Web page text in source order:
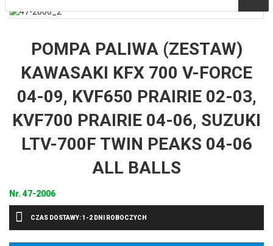
POMPA PALIWA (ZESTAW)
KAWASAKI KFX 700 V-FORCE
04-09, KVF650 PRAIRIE 02-03,
KVF700 PRAIRIE 04-06, SUZUKI
LTV-700F TWIN PEAKS 04-06
ALL BALLS
Nr.47-2006
CZAS DOSTAWY: 1-2 DNI ROBOCZYCH